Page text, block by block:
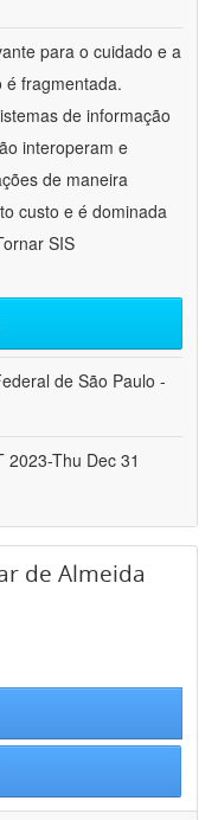
para o cuidado e a
é fragmentada.
de informação
interoperam e
de maneira
custo e é dominada
SIS
de São Paulo -
2023-Thu Dec 31
de Almeida